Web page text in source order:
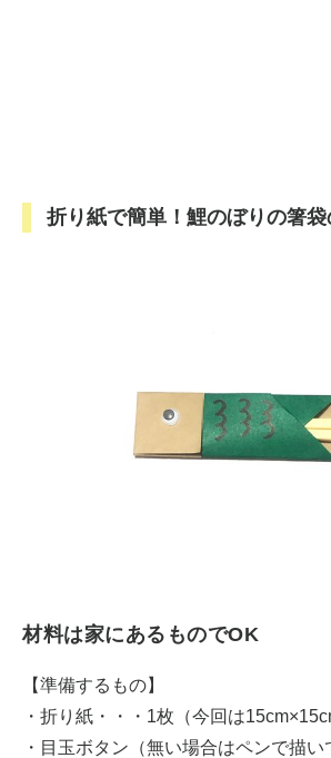
折り紙で簡単！鯉のぼりの箸
材料は家にあるものでOK
【準備するもの】
・折り紙・・・1枚（今回は
・目玉ボタン（無い場合はペンで描い